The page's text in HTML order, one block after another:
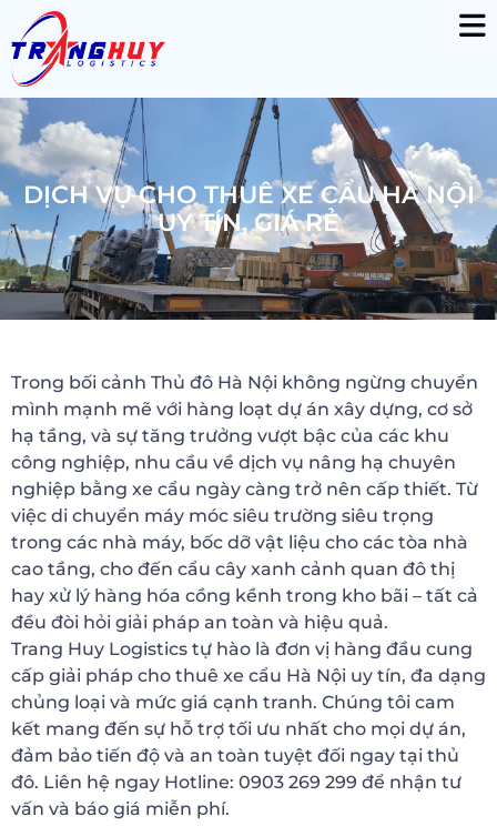
DỊCH VỤ CHO THUÊ XE CẨU HÀ NỘI
UY TÍN, GIÁ RẺ
Trong bối cảnh Thủ đô Hà Nội không ngừng chuyển
mình mạnh mẽ với hàng loạt dự án xây dựng, cơ sở
hạ tầng, và sự tăng trưởng vượt bậc của các khu
công nghiệp, nhu cầu về dịch vụ nâng hạ chuyên
nghiệp bằng xe cẩu ngày càng trở nên cấp thiết. Từ
việc di chuyển máy móc siêu trường siêu trọng
trong các nhà máy, bốc dỡ vật liệu cho các tòa nhà
cao tầng, cho đến cẩu cây xanh cảnh quan đô thị
hay xử lý hàng hóa cồng kềnh trong kho bãi – tất cả
đều đòi hỏi giải pháp an toàn và hiệu quả.
Trang Huy Logistics tự hào là đơn vị hàng đầu cung
cấp giải pháp cho thuê xe cẩu Hà Nội uy tín, đa dạng
chủng loại và mức giá cạnh tranh. Chúng tôi cam
kết mang đến sự hỗ trợ tối ưu nhất cho mọi dự án,
đảm bảo tiến độ và an toàn tuyệt đối ngay tại thủ
đô. Liên hệ ngay Hotline: 0903 269 299 để nhận tư
vấn và báo giá miễn phí.